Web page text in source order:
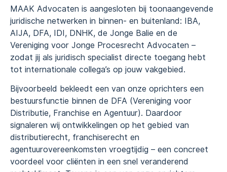
MAAK Advocaten is aangesloten bij toonaangevende
juridische netwerken in binnen- en buitenland: IBA,
AIJA, DFA, IDI, DNHK, de Jonge Balie en de
Vereniging voor Jonge Procesrecht Advocaten –
zodat jij als juridisch specialist directe toegang hebt
tot internationale collega’s op jouw vakgebied.
Bijvoorbeeld bekleedt een van onze oprichters een
bestuursfunctie binnen de DFA (Vereniging voor
Distributie, Franchise en Agentuur). Daardoor
signaleren wij ontwikkelingen op het gebied van
distributierecht, franchiserecht en
agentuurovereenkomsten vroegtijdig – een concreet
voordeel voor cliënten in een snel veranderend